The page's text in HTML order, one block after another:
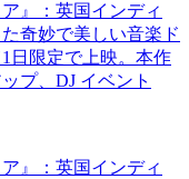
』：英国インディ
奇妙で美しい音楽ド
日限定で上映。本作
プ、DJ イベント
』：英国インディ